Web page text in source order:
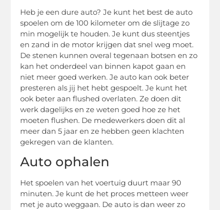
Heb je een dure auto? Je kunt het best de auto
spoelen om de 100 kilometer om de slijtage zo
min mogelijk te houden. Je kunt dus steentjes
en zand in de motor krijgen dat snel weg moet.
De stenen kunnen overal tegenaan botsen en zo
kan het onderdeel van binnen kapot gaan en
niet meer goed werken. Je auto kan ook beter
presteren als jij het hebt gespoelt. Je kunt het
ook beter aan flushed overlaten. Ze doen dit
werk dagelijks en ze weten goed hoe ze het
moeten flushen. De medewerkers doen dit al
meer dan 5 jaar en ze hebben geen klachten
gekregen van de klanten.
Auto ophalen
Het spoelen van het voertuig duurt maar 90
minuten. Je kunt de het proces metteen weer
met je auto weggaan. De auto is dan weer zo